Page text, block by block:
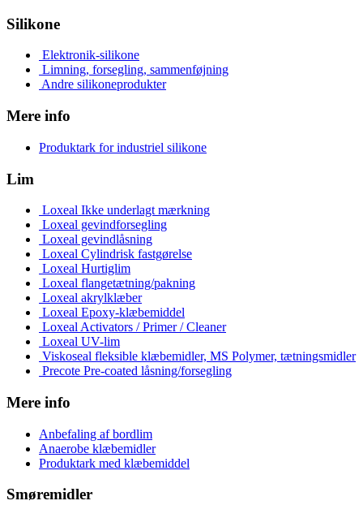
Silikone
Elektronik-silikone
Limning, forsegling, sammenføjning
Andre silikoneprodukter
Mere info
Produktark for industriel silikone
Lim
Loxeal Ikke underlagt mærkning
Loxeal gevindforsegling
Loxeal gevindlåsning
Loxeal Cylindrisk fastgørelse
Loxeal Hurtiglim
Loxeal flangetætning/pakning
Loxeal akrylklæber
Loxeal Epoxy-klæbemiddel
Loxeal Activators / Primer / Cleaner
Loxeal UV-lim
Viskoseal fleksible klæbemidler, MS Polymer, tætningsmidler
Precote Pre-coated låsning/forsegling
Mere info
Anbefaling af bordlim
Anaerobe klæbemidler
Produktark med klæbemiddel
Smøremidler